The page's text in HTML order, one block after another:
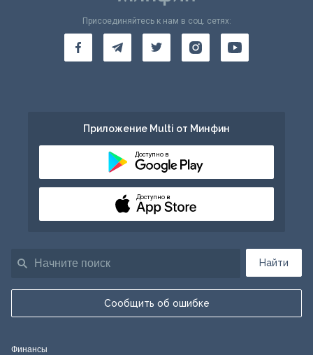
Найти
Сообщить об ошибке
Присоединяйтесь к нам в соц. сетях:
Приложение Multi от Минфин
Доступно в
Доступно в
Финансы